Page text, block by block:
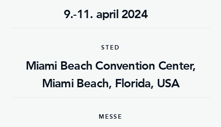
9.-11. april 2024
STED
Miami Beach Convention Center,
Miami Beach, Florida, USA
MESSE